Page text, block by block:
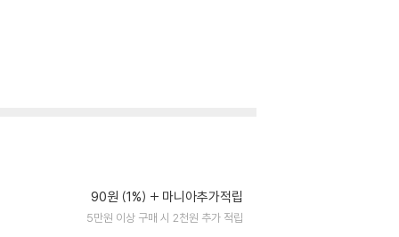
90원 (1%) 마니아추가적립
5만원 이상 구매 시 2천원 추가 적립